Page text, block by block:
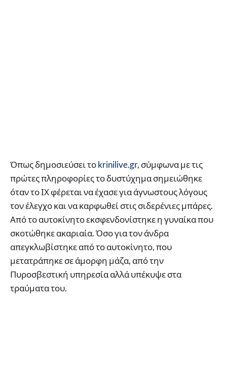
Όπως δημοσιεύσει τοkrinilive.gr, σύμφωνα με τις
πρώτες πληροφορίες το δυστύχημα σημειώθηκε
όταν το ΙΧ φέρεται να έχασε για άγνωστους λόγους
τον έλεγχο και να καρφωθεί στις σιδερένιες μπάρες.
Από το αυτοκίνητο εκσφενδονίστηκε η γυναίκα που
σκοτώθηκε ακαριαία. Όσο για τον άνδρα
απεγκλωβίστηκε από το αυτοκίνητο, που
μετατράπηκε σε άμορφη μάζα, από την
Πυροσβεστική υπηρεσία αλλά υπέκυψε στα
τραύματα του.